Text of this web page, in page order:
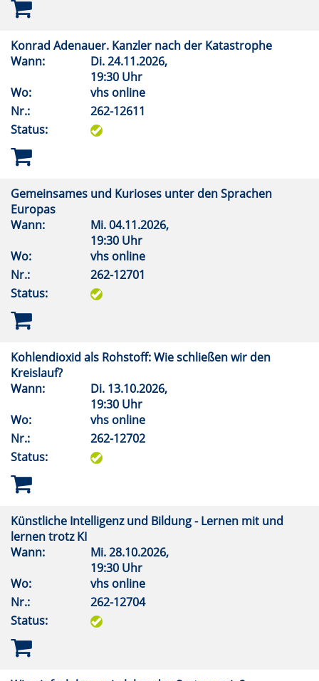
Konrad Adenauer. Kanzler nach der Katastrophe
Wann:
Di.24.11.2026,
19:30 Uhr
Wo:
vhs online
Nr.:
262-12611
Status:
Gemeinsames und Kurioses unter den Sprachen
Europas
Wann:
Mi.04.11.2026,
19:30 Uhr
Wo:
vhs online
Nr.:
262-12701
Status:
Kohlendioxid als Rohstoff: Wie schließen wir den
Kreislauf?
Wann:
Di. 13.10.2026,
19:30 Uhr
Wo:
vhs online
Nr.:
262-12702
Status:
Künstliche Intelligenz und Bildung - Lernen mit und
lernen trotz KI
Wann:
Mi.28.10.2026,
19:30 Uhr
Wo:
vhs online
Nr.:
262-12704
Status: